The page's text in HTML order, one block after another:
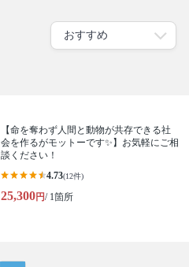
【命を奪わず人間と動物が共存できる社
会を作るがモットーです✨】お気軽にご相
談ください！
4.73(12件)
25,300円/ 1箇所